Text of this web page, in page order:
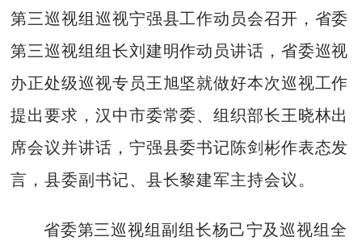
第三巡视组巡视宁强县工作动员会召开，省委
第三巡视组组长刘建明作动员讲话，省委巡视
办正处级巡视专员王旭坚就做好本次巡视工作
提出要求，汉中市委常委、组织部长王晓林出
席会议并讲话，宁强县委书记陈剑彬作表态发
言，县委副书记、县长黎建军主持会议。
省委第三巡视组副组长杨己宁及巡视组全